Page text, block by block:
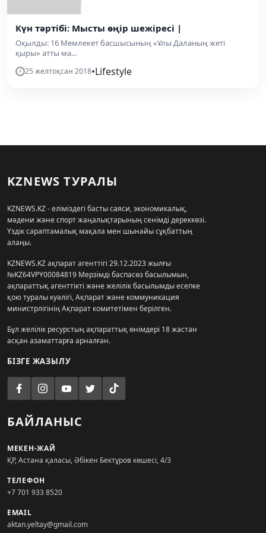
Күн тәртібі: Мысты өңір шежіресі |
Оқылды: 16 Мемлекет басшысының «Ұлы Даланың жеті
қыры» атты ма...
25 желтоқсан 2018•Lifestyle
KZNEWS ТУРАЛЫ
KZNEWS.KZ - еліміздегі басты саяси, экономикалық,
мәдени және спорт жаңалықтарының сенімді дереккөзі.
Үздік сараптамалық мақала мен шынайы сұқбаттың
алаңы.
KZNEWS.KZ ақпарат агенттігі 29.12.2023 жылғы
№KZ64VPY00084819 Мерзімді баспасөз басылымын,
ақпараттық агенттікті және желілік басылымды есепке
қою туралы куәлігі, Ақпарат және коммуникация
министрлігінің Ақпарат комитетімен берілген.
Бұл желілік ресурстың ақпараттық өнімдері 18 жастан
асқан азаматтарға арналған.
БІЗГЕ ЖАЗЫЛУ
БАЙЛАНЫС
МЕКЕН-ЖАЙ
ҚР, Астана қаласы, Әбікен Бектұров көшесі, 4/3
ТЕЛЕФОН
+7 701 933 8520
EMAIL
aktan.yeltay@gmail.com